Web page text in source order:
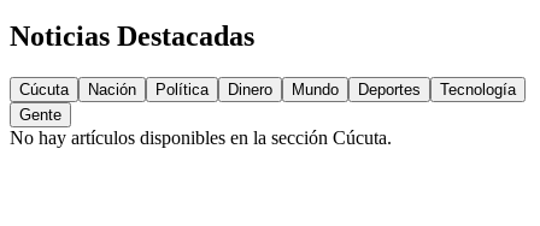
Noticias Destacadas
Cúcuta Nación Política Dinero Mundo Deportes
Tecnología
Gente
No hay artículos disponibles en la sección Cúcuta.